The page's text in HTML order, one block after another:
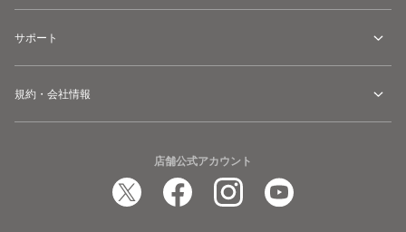
サポート
規約・会社情報
店舗公式アカウント